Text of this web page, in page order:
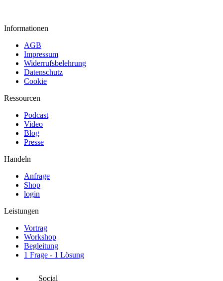
Informationen
AGB
Impressum
Widerrufsbelehrung
Datenschutz
Cookie
Ressourcen
Podcast
Video
Blog
Presse
Handeln
Anfrage
Shop
login
Leistungen
Vortrag
Workshop
Begleitung
1 Frage - 1 Lösung
Social